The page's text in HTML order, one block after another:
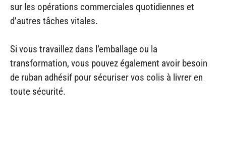
sur les opérations commerciales quotidiennes et
d’autres tâches vitales.
Si vous travaillez dans l’emballage ou la
transformation, vous pouvez également avoir besoin
de ruban adhésif pour sécuriser vos colis à livrer en
toute sécurité.